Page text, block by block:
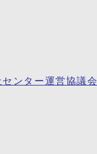
ンター運営協議会